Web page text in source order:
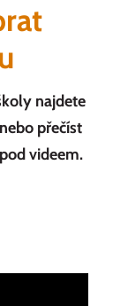
najdete
přečíst
videem.